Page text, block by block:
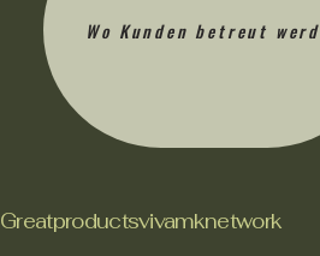
Greatproductsvivamknetwork
Wo Kunden betreut